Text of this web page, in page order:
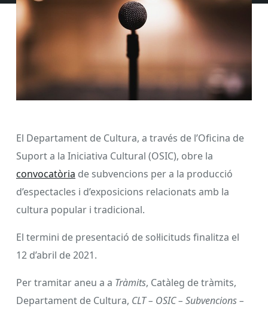
El Departament de Cultura, a través de l’Oficina de
Suport a la Iniciativa Cultural (OSIC), obre la
convocatòria de subvencions per a la producció
d’espectacles i d’exposicions relacionats amb la
cultura popular i tradicional.
El termini de presentació de sol·licituds finalitza el
12 d’abril de 2021.
Per tramitar aneu a a Tràmits, Catàleg de tràmits,
Departament de Cultura, CLT – OSIC – Subvencions –